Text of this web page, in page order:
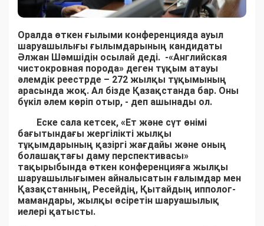
Оралда өткен ғылыми конференцияда ауыл
шаруашылығы ғылымдарының кандидаты
Әлжан Шәмшідін осылай деді. -«Английская
чистокровная порода» деген тұқым атауы
әлемдік реестрде – 272 жылқы тұқымының
арасында жоқ. Ал бізде Қазақстанда бар. Оны
бүкіл әлем көріп отыр, - деп ашынады ол.
Еске сала кетсек, «Ет және сүт өнімі
бағытындағы жергілікті жылқы
тұқымдарының қазіргі жағдайы және оның
болашақтағы даму перспективасы»
тақырыбында өткен конференцияға жылқы
шаруашылығымен айналысатын ғалымдар мен
Қазақстанның, Ресейдің, Қытайдың ипполог-
мамандары, жылқы өсіретін шаруашылық
иелері қатысты.